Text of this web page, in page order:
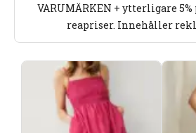
VARUMÄRKEN + ytterligare
reapriser. Innehåller